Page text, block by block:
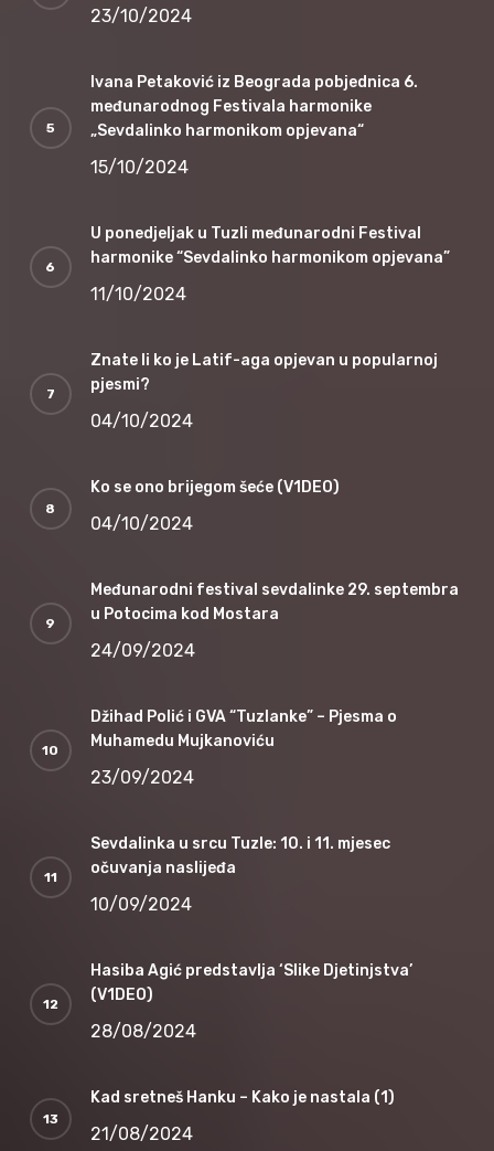
23/10/2024
Ivana Petaković iz Beograda pobjednica 6.
međunarodnog Festivala harmonike
„Sevdalinko harmonikom opjevana“
15/10/2024
U ponedjeljak u Tuzli međunarodni Festival
harmonike “Sevdalinko harmonikom opjevana”
11/10/2024
Znate li ko je Latif-aga opjevan u popularnoj
pjesmi?
04/10/2024
Ko se ono brijegom šeće (V1DEO)
04/10/2024
Međunarodni festival sevdalinke 29. septembra
u Potocima kod Mostara
24/09/2024
Džihad Polić i GVA “Tuzlanke” – Pjesma o
Muhamedu Mujkanoviću
23/09/2024
Sevdalinka u srcu Tuzle: 10. i 11. mjesec
očuvanja naslijeđa
10/09/2024
Hasiba Agić predstavlja ‘Slike Djetinjstva’
(V1DEO)
28/08/2024
Kad sretneš Hanku – Kako je nastala (1)
21/08/2024